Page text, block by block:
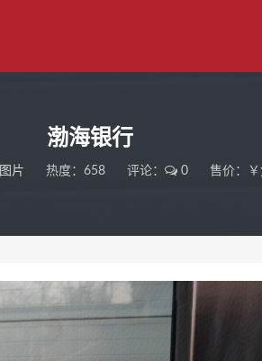
渤海银行
图片 热度：658 评论： 0 售价：￥